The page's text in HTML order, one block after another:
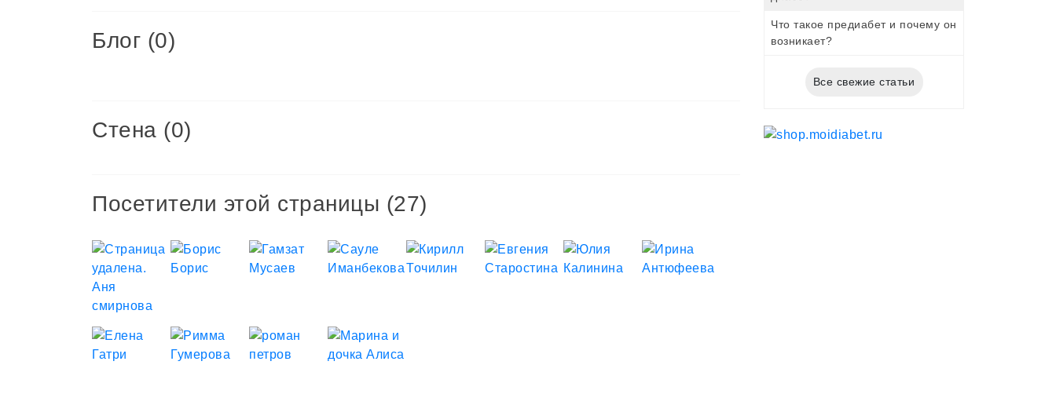
Блог (0)
Стена (0)
Посетители этой страницы (27)
Что такое предиабет и почему он
возникает?
Все свежие статьи